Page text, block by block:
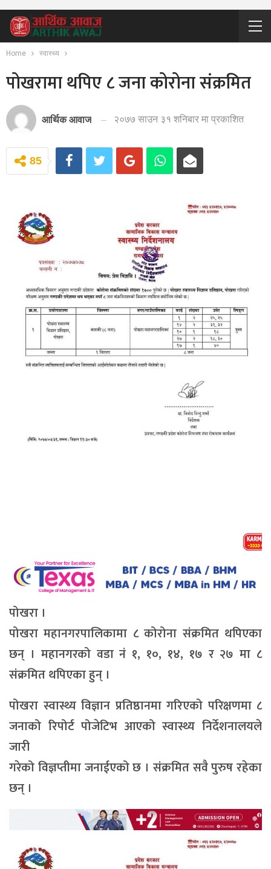
Home स्वास्थ्य
पोखरामा थपिए ८ जना कोरोना संक्रमित
आर्थिक आवाज २०७७ साउन ३१ शनिबार मा प्रकाशित
85
पोखरा ।
पोखरा महानगरपालिकामा ८ कोरोना संक्रमित थपिएका
छन् । महानगरको वडा नं १, १०, १४, १७ र २७ मा ८
संक्रमित थपिएका हुन् ।
पोखरा स्वास्थ्य विज्ञान प्रतिष्ठानमा गरिएको परिक्षणमा ८
जनाको रिपोर्ट पोजेटिभ आएको स्वास्थ्य निर्देशनालयले
जारी
गरेको विज्ञप्तीमा जनाईएको छ । संक्रमित सवै पुरुष रहेका
छन् ।